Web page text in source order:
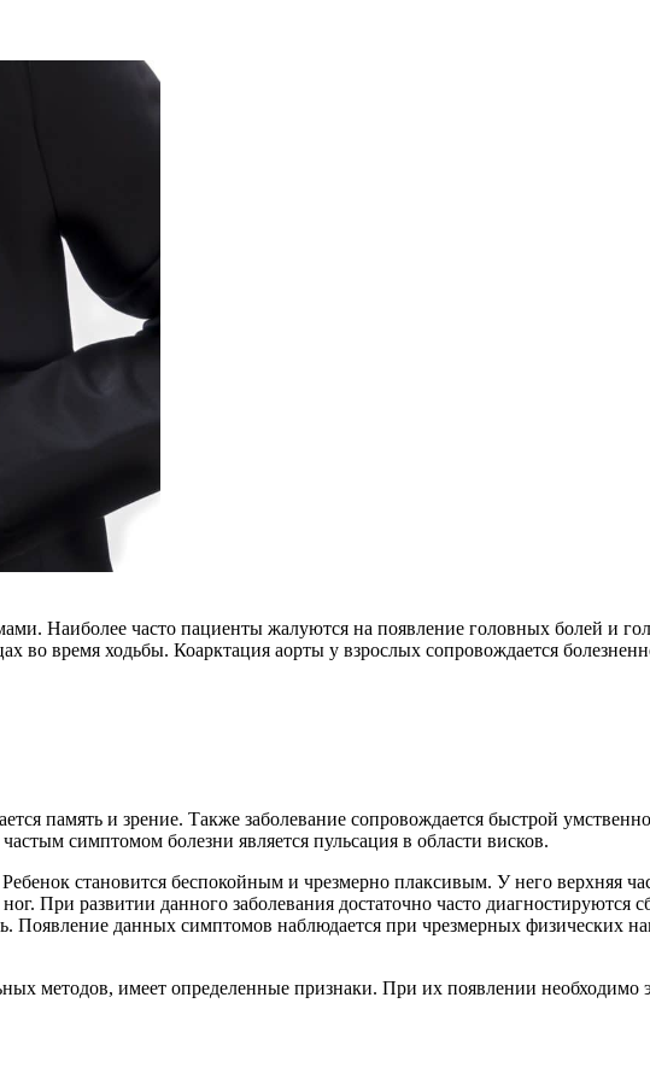
Наиболее часто пациенты жалуются на появление головных болей и
время ходьбы. Коарктация аорты у взрослых сопровождается
память и зрение. Также заболевание сопровождается быстрой
симптомом болезни является пульсация в области висков.
становится беспокойным и чрезмерно плаксивым. У него верхняя
При развитии данного заболевания достаточно часто диагностируются
Появление данных симптомов наблюдается при чрезмерных физических
методов, имеет определенные признаки. При их появлении необходимо